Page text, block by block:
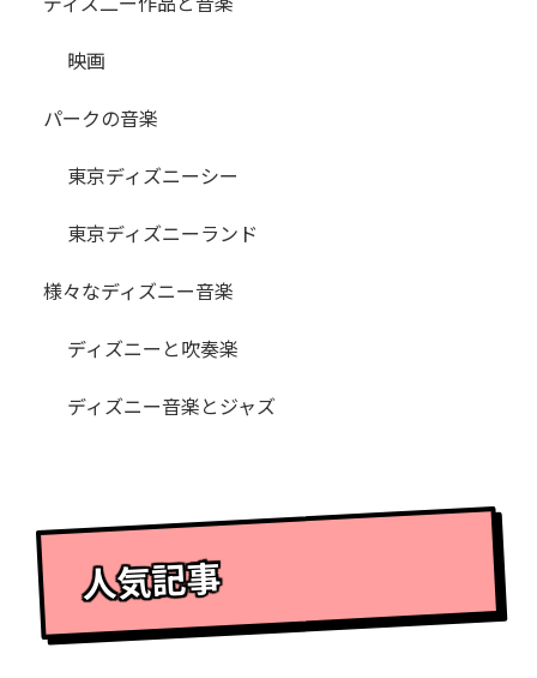
映画
パークの音楽
東京ディズニーシー
東京ディズニーランド
様々なディズニー音楽
ディズニーと吹奏楽
ディズニー音楽とジャズ
人気記事